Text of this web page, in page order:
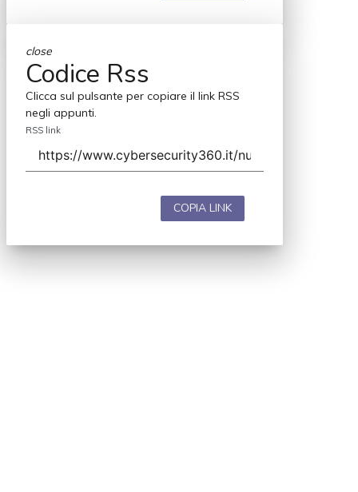
close
Codice Rss
Clicca sul pulsante per copiare il link RSS
negli appunti.
RSS link
COPIA LINK